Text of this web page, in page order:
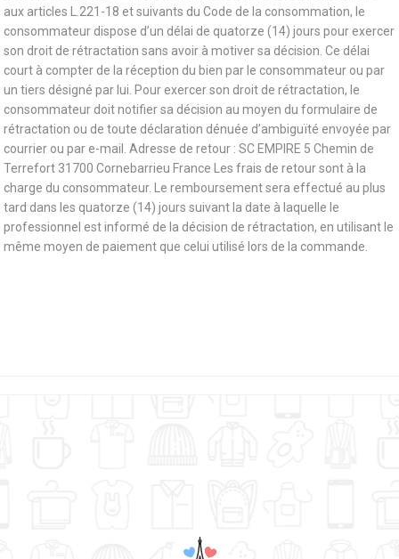
aux articles L.221-18 et suivants du Code de la consommation, le
consommateur dispose d’un délai de quatorze (14) jours pour exercer
son droit de rétractation sans avoir à motiver sa décision. Ce délai
court à compter de la réception du bien par le consommateur ou par
un tiers désigné par lui. Pour exercer son droit de rétractation, le
consommateur doit notifier sa décision au moyen du formulaire de
rétractation ou de toute déclaration dénuée d’ambiguïté envoyée par
courrier ou par e-mail. Adresse de retour : SC EMPIRE 5 Chemin de
Terrefort 31700 Cornebarrieu France Les frais de retour sont à la
charge du consommateur. Le remboursement sera effectué au plus
tard dans les quatorze (14) jours suivant la date à laquelle le
professionnel est informé de la décision de rétractation, en utilisant le
même moyen de paiement que celui utilisé lors de la commande.